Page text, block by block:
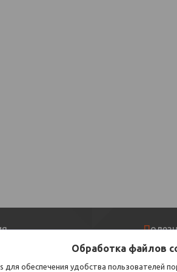
Обработка файлов
обеспечения удобства пользователей